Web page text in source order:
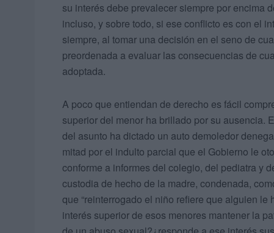
su interés debe prevalecer siempre por encima
incluso, y sobre todo, si ese conflicto es con el
siempre, al tomar una decisión en el seno de
preordenada a evaluar las consecuencias de
adoptada.
A poco que entiendan de derecho es fácil
superior del menor ha brillado por su ausencia.
del asunto ha dictado un auto demoledor
mitad por el indulto parcial que el Gobierno le
conforme a informes del colegio, del pediatra y
custodia de hecho de la madre, condenada,
que “reinterrogado el niño refiere que alguien
interés superior de esos menores mantener la